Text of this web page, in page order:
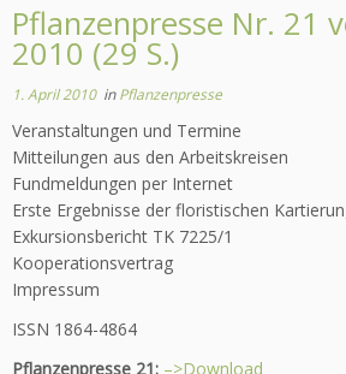
Pflanzenpresse Nr. 21
2010 (29 S.)
1. April 2010inPflanzenpresse
Veranstaltungen und Termine
Mitteilungen aus den Arbeitskreisen
Fundmeldungen per Internet
Erste Ergebnisse der floristischen
Exkursionsbericht TK 7225/1
Kooperationsvertrag
Impressum
ISSN 1864-4864
Pflanzenpresse 21: –>Download